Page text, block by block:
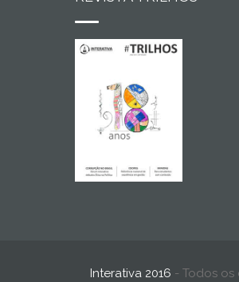
Interativa 2016 - Todos os